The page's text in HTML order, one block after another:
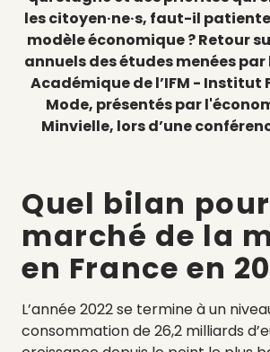
les citoyen·ne·s, faut-il
modèle économique ? Retour
annuels des études menées
Académique de l’IFM - Institut
Mode, présentéspar
Minvielle, lors d’une
Quel bilan
marché de la
en France en
L’année 2022 se termine à un
consommation de 26,2 milliards